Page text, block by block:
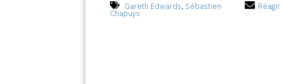
Gareth Edwards, Sébastien
Chapuys
Réagir